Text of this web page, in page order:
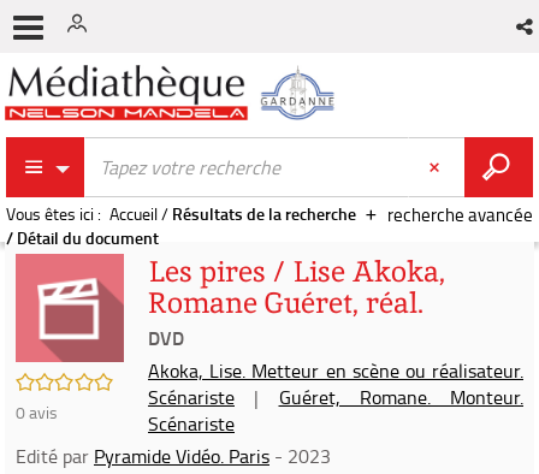
recherche avancée
Vous êtes ici : Accueil/ Résultats de la recherche
/ Détail du document
/5
0avis
Les pires / Lise Akoka,
Romane Guéret, réal.
DVD
Akoka, Lise. Metteur en scène ou réalisateur.
Scénariste | Guéret, Romane. Monteur.
Scénariste
Edité par Pyramide Vidéo. Paris - 2023